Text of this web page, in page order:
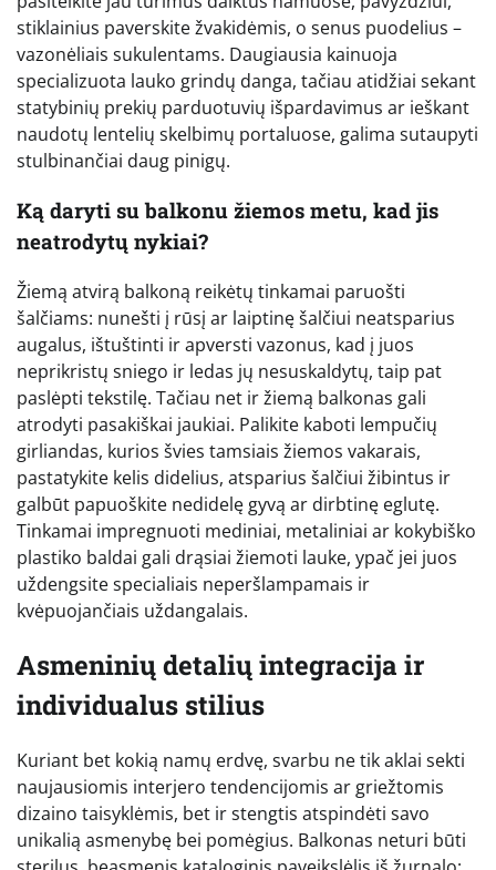
stiklainius paverskite žvakidėmis, o senus puodelius –
vazonėliais sukulentams. Daugiausia kainuoja
specializuota lauko grindų danga, tačiau atidžiai sekant
statybinių prekių parduotuvių išpardavimus ar ieškant
naudotų lentelių skelbimų portaluose, galima sutaupyti
stulbinančiai daug pinigų.
Ką daryti su balkonu žiemos metu, kad jis
neatrodytų nykiai?
Žiemą atvirą balkoną reikėtų tinkamai paruošti
šalčiams: nunešti į rūsį ar laiptinę šalčiui neatsparius
augalus, ištuštinti ir apversti vazonus, kad į juos
neprikristų sniego ir ledas jų nesuskaldytų, taip pat
paslėpti tekstilę. Tačiau net ir žiemą balkonas gali
atrodyti pasakiškai jaukiai. Palikite kaboti lempučių
girliandas, kurios švies tamsiais žiemos vakarais,
pastatykite kelis didelius, atsparius šalčiui žibintus ir
galbūt papuoškite nedidelę gyvą ar dirbtinę eglutę.
Tinkamai impregnuoti mediniai, metaliniai ar kokybiško
plastiko baldai gali drąsiai žiemoti lauke, ypač jei juos
uždengsite specialiais neperšlampamais ir
kvėpuojančiais uždangalais.
Asmeninių detalių integracija ir
individualus stilius
Kuriant bet kokią namų erdvę, svarbu ne tik aklai sekti
naujausiomis interjero tendencijomis ar griežtomis
dizaino taisyklėmis, bet ir stengtis atspindėti savo
unikalią asmenybę bei pomėgius. Balkonas neturi būti